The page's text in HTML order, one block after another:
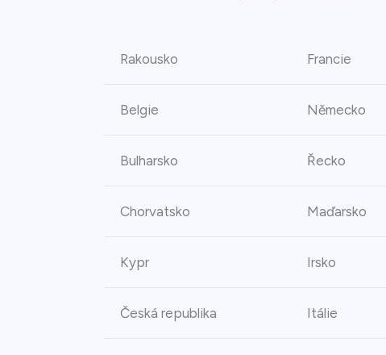
Rakousko Francie
Belgie Německo
Bulharsko Řecko
Chorvatsko Maďarsko
Kypr Irsko
Česká republika Itálie